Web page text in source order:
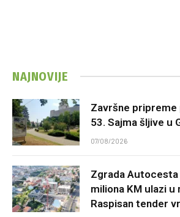
NAJNOVIJE
Završne
53. Sajma šljive u
07/08/2026
Zgrada Autocesta
miliona KM ulazi u
Raspisan tender